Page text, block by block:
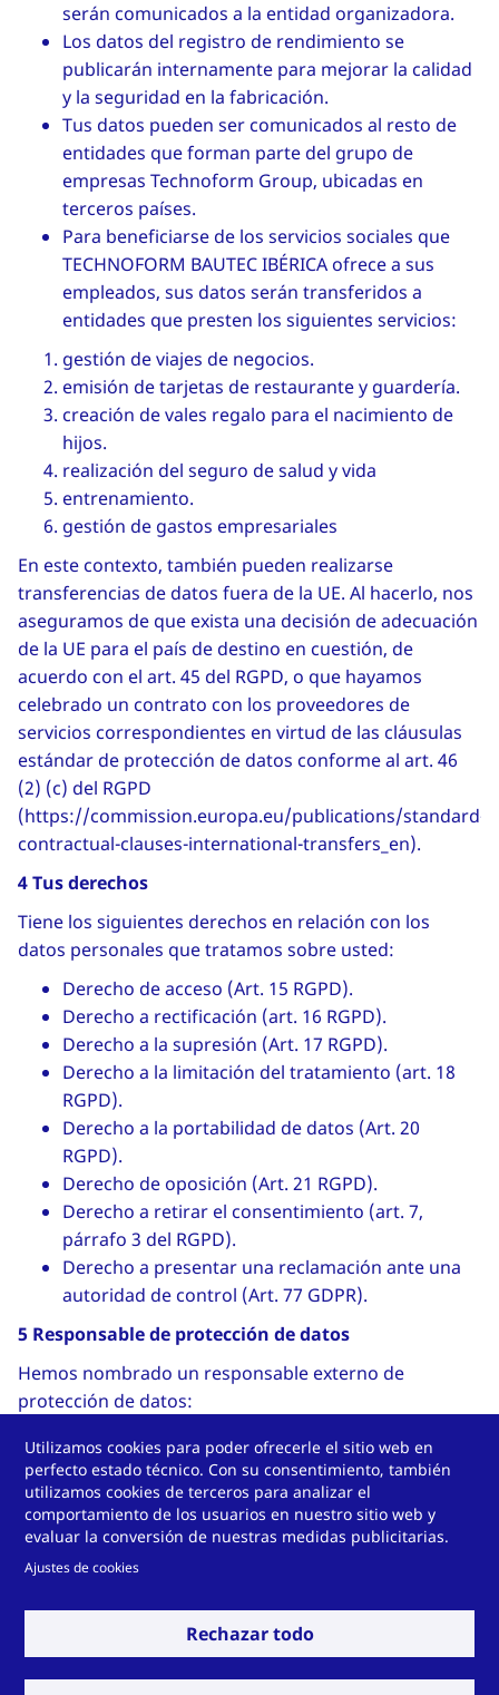
serán comunicados a la entidad organizadora.
Los datos del registro de rendimiento se
publicarán internamente para mejorar la calidad
y la seguridad en la fabricación.
Tus datos pueden ser comunicados al resto de
entidades que forman parte del grupo de
empresas Technoform Group, ubicadas en
terceros países.
Para beneficiarse de los servicios sociales que
TECHNOFORM BAUTEC IBÉRICA ofrece a sus
empleados, sus datos serán transferidos a
entidades que presten los siguientes servicios:
gestión de viajes de negocios.
emisión de tarjetas de restaurante y guardería.
creación de vales regalo para el nacimiento de
hijos.
realización del seguro de salud y vida
entrenamiento.
gestión de gastos empresariales
En este contexto, también pueden realizarse
transferencias de datos fuera de la UE. Al hacerlo, nos
aseguramos de que exista una decisión de adecuación
de la UE para el país de destino en cuestión, de
acuerdo con el art. 45 del RGPD, o que hayamos
celebrado un contrato con los proveedores de
servicios correspondientes en virtud de las cláusulas
estándar de protección de datos conforme al art. 46
(2) (c) del RGPD
(https://commission.europa.eu/publications/standard-
contractual-clauses-international-transfers_en).
4 Tus derechos
Tiene los siguientes derechos en relación con los
datos personales que tratamos sobre usted:
Derecho de acceso (Art. 15 RGPD).
Derecho a rectificación (art. 16 RGPD).
Derecho a la supresión (Art. 17 RGPD).
Derecho a la limitación del tratamiento (art. 18
RGPD).
Derecho a la portabilidad de datos (Art. 20
RGPD).
Derecho de oposición (Art. 21 RGPD).
Derecho a retirar el consentimiento (art. 7,
párrafo 3 del RGPD).
Derecho a presentar una reclamación ante una
autoridad de control (Art. 77 GDPR).
5 Responsable de protección de datos
Hemos nombrado un responsable externo de
protección de datos:
PRODAT en Castilla y León
Calle Angustias 32, 2º B
47003 Valladolid
Teléfono: +34
Internet:www.prodacyl.es
6 Validez y modificación de este aviso de protección
de datos
Utilizamos cookies para poder ofrecerle el sitio web en
perfecto estado técnico. Con su consentimiento, también
utilizamos cookies de terceros para analizar el
comportamiento de los usuarios en nuestro sitio web y
evaluar la conversión de nuestras medidas publicitarias.
Ajustes de cookies
Rechazar todo